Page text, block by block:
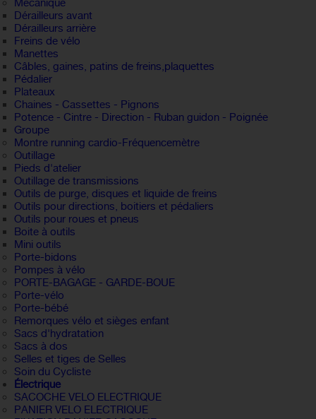
Mecanique
Dérailleurs avant
Dérailleurs arrière
Freins de vélo
Manettes
Câbles, gaines, patins de freins,plaquettes
Pédalier
Plateaux
Chaines - Cassettes - Pignons
Potence - Cintre - Direction - Ruban guidon - Poignée
Groupe
Montre running cardio-Fréquencemètre
Outillage
Pieds d'atelier
Outillage de transmissions
Outils de purge, disques et liquide de freins
Outils pour directions, boitiers et pédaliers
Outils pour roues et pneus
Boite à outils
Mini outils
Porte-bidons
Pompes à vélo
PORTE-BAGAGE - GARDE-BOUE
Porte-vélo
Porte-bébé
Remorques vélo et sièges enfant
Sacs d'hydratation
Sacs à dos
Selles et tiges de Selles
Soin du Cycliste
Électrique
SACOCHE VELO ELECTRIQUE
PANIER VELO ELECTRIQUE